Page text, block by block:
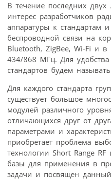
В течение последних
интерес разработчиков
аппаратуры к стандартам
беспроводной связи на
Bluetooth, ZigBee, Wi-Fi и в
434/868 МГц. Для
стандартов будем
Для каждого стандарта
существует большое
модулей различного
отличающихся друг от
параметрами и
приобретает проблема
технологии Short Range
базы для применения в
задачи и посвящен